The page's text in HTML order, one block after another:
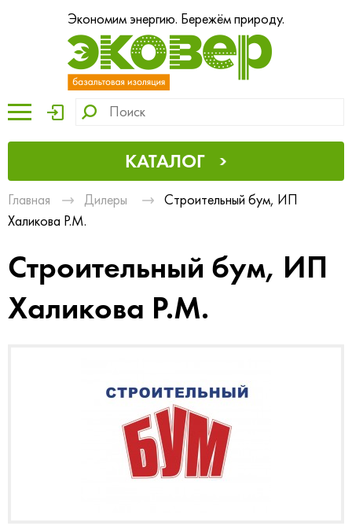
Экономим энергию. Бережём природу.
КАТАЛОГ
Главная Дилеры
Строительный бум, ИП
Халикова Р.М.
Строительный бум, ИП
Халикова Р.М.